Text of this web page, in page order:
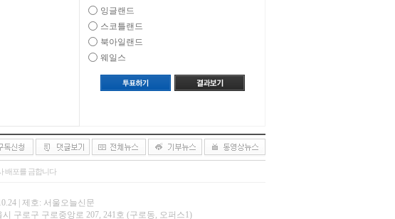
잉글랜드
스코틀랜드
북아일랜드
웨일스
배포를 금합니다
| 제호: 서울오늘신문
구로구 구로중앙로 207, 241호 (구로동, 오퍼스1)